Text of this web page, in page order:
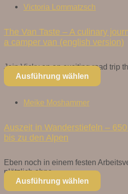
Victoria Lommatzsch
The Van Taste – A culinary
a camper van (english version)
Join Vicky on an exciting road trip
Ausführung wählen
Meike Moshammer
Auszeit in Wanderstiefeln –
bis zu den Alpen
Eben noch in einem festen
plötzlich ohne...
Ausführung wählen